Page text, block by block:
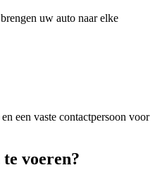
uw auto naar elke
een vaste contactpersoon voor
voeren?